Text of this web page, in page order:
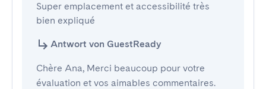
Super emplacement et accessibilité très
bien expliqué
Antwort von GuestReady
Chère Ana, Merci beaucoup pour votre
évaluation et vos aimables commentaires.